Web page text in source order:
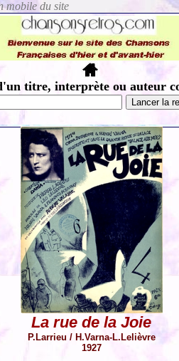
titre, interprète ou auteur
La rue de la Joie
P.Larrieu / H.Varna-L.Lelièvre
1927